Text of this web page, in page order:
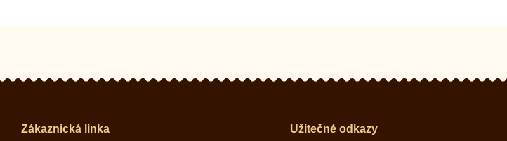
Zákaznická linka Užitečné odkazy